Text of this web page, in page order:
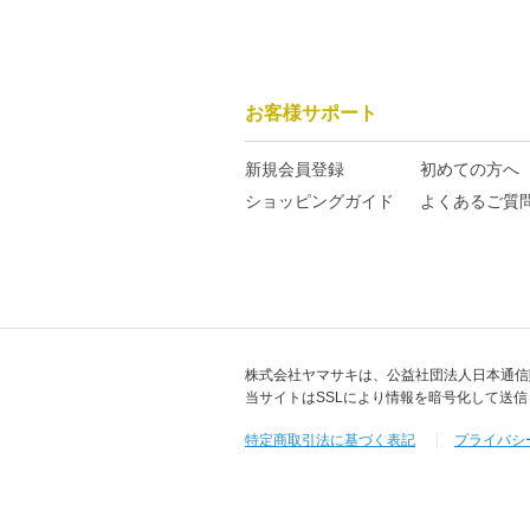
お客様サポート
新規会員登録
初めての方へ
ショッピングガイド
よくあるご質
株式会社ヤマサキは、公益社団法人日本通信
当サイトはSSLにより情報を暗号化して送
特定商取引法に基づく表記 プライバシ